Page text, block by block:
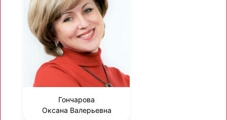
Гончарова
Оксана Валерьевна